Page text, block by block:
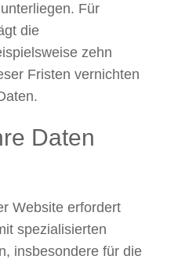
Für
die
zehn
Fristen vernichten
Daten
Website erfordert
spezialisierten
insbesondere für die